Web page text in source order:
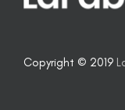
Copyright © 2019